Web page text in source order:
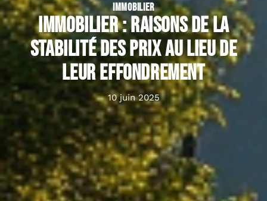
IMMOBILIER
Immobilier : raisons de la
stabilité des prix au lieu de
leur effondrement
10 juin 2025